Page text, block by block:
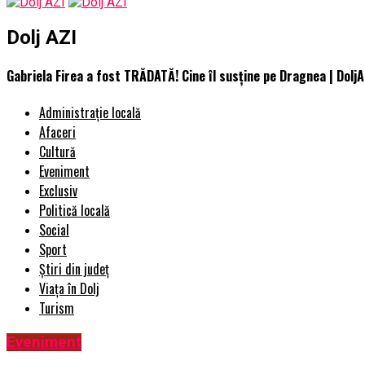
Dolj AZI
Gabriela Firea a fost TRĂDATĂ! Cine îl susține pe Dragnea |
Administrație locală
Afaceri
Cultură
Eveniment
Exclusiv
Politică locală
Social
Sport
Știri din județ
Viața în Dolj
Turism
Eveniment